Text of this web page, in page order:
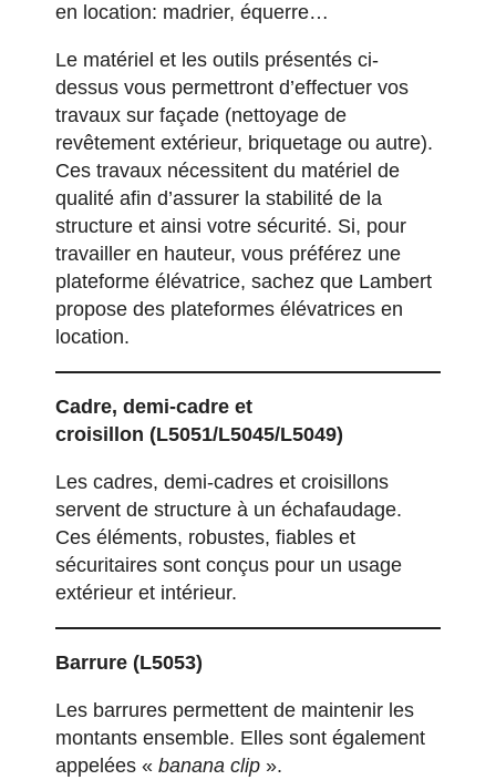
en location: madrier, équerre…
Le matériel et les outils présentés ci-
dessus vous permettront d’effectuer vos
travaux sur façade (nettoyage de
revêtement extérieur, briquetage ou autre).
Ces travaux nécessitent du matériel de
qualité afin d’assurer la stabilité de la
structure et ainsi votre sécurité. Si, pour
travailler en hauteur, vous préférez une
plateforme élévatrice, sachez que Lambert
propose des plateformes élévatrices en
location.
Cadre, demi-cadre et
croisillon (L5051/L5045/L5049)
Les cadres, demi-cadres et croisillons
servent de structure à un échafaudage.
Ces éléments, robustes, fiables et
sécuritaires sont conçus pour un usage
extérieur et intérieur.
Barrure (L5053)
Les barrures permettent de maintenir les
montants ensemble. Elles sont également
appelées « banana clip ».